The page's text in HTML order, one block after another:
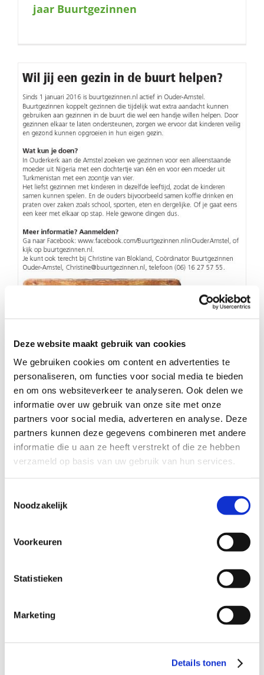
Deze website maakt gebruik van cookies
We gebruiken cookies om content en advertenties te
personaliseren, om functies voor social media te bieden
en om ons websiteverkeer te analyseren. Ook delen we
informatie over uw gebruik van onze site met onze
partners voor social media, adverteren en analyse. Deze
partners kunnen deze gegevens combineren met andere
informatie die u aan ze heeft verstrekt of die ze hebben
verzameld op basis van uw gebruik van hun services.
Noodzakelijk
Voorkeuren
Statistieken
Marketing
Details tonen
naar:jaar Buurtgezinnen
Weekblad voor Ouder-Amstel
Weekblad voor Ouder-Amstel: Hulp